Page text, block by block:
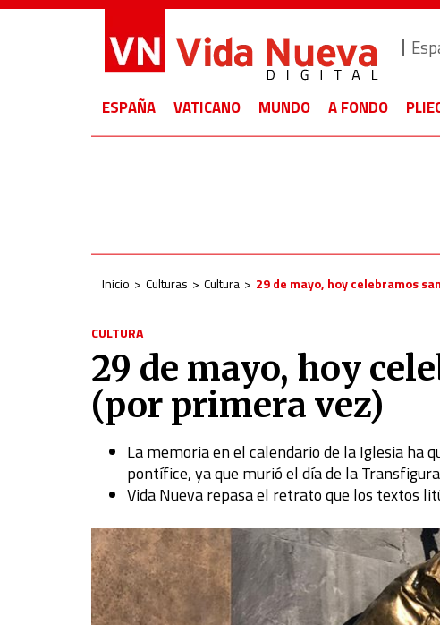
ESPAÑA VATICANO MUNDO A FONDO
Inicio Culturas Cultura 29 de mayo, hoy celebramos
CULTURA
29 de mayo, hoy
(por primera vez)
La memoria en el calendario de la Iglesia ha
pontífice, ya que murió el día de la
Vida Nueva repasa el retrato que los textos